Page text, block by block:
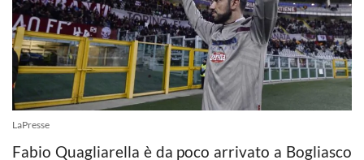
LaPresse
Fabio Quagliarella è da poco arrivato a Bogliasco